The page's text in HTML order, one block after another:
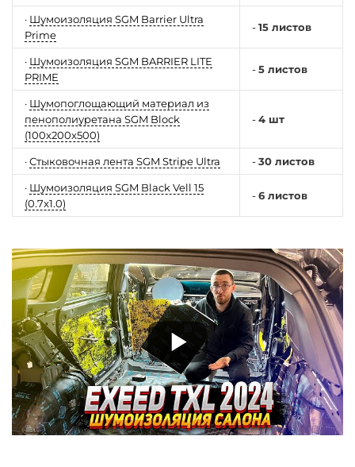
· Шумоизоляция SGM Barrier Ultra
Prime
-15 листов
· Шумоизоляция SGM BARRIER LITE
PRIME
-5 листов
· Шумопоглощающий материал из
пенополиуретана SGM Block
(100x200x500)
-4 шт
·Стыковочная лента SGM Stripe Ultra -30 листов
· Шумоизоляция SGM Black Vell 15
(0.7x1.0)
-6 листов